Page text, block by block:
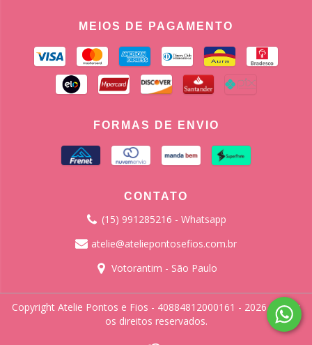
MEIOS DE PAGAMENTO
FORMAS DE ENVIO
CONTATO
(15) 991285216 - Whatsapp
atelie@ateliepontosefios.com.br
Votorantim - São Paulo
Copyright Atelie Pontos e Fios - 40884812000161 - 2026. Todos
os direitos reservados.